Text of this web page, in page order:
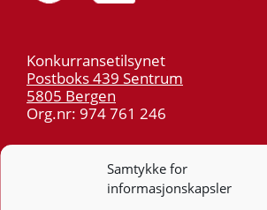
Samtykke for
informasjonskapsler
Konkurransetilsynet
Postboks 439 Sentrum
5805 Bergen
Org.nr: 974 761 246
55 59 75 00
post@kt.no